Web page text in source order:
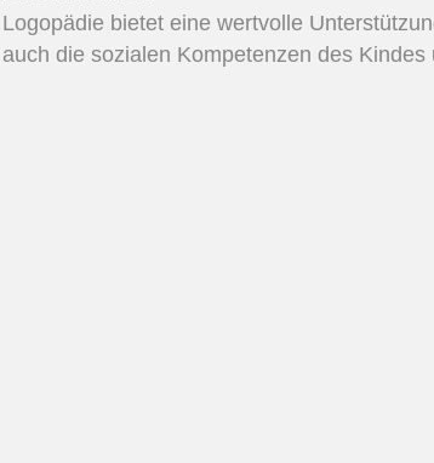
Logopädie bietet eine wertvolle
auch die sozialen Kompetenzen des